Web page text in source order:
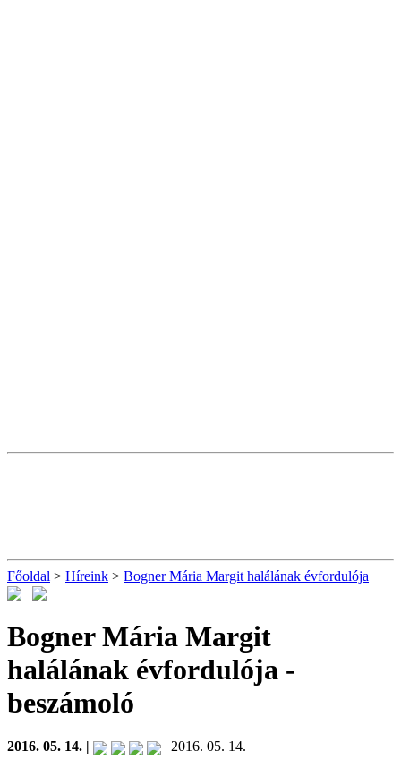
Főoldal > Híreink > Bogner Mária Margit halálának évfordulója
Bogner Mária Margit
halálának évfordulója -
beszámoló
2016. 05. 14. | | 2016. 05. 14.